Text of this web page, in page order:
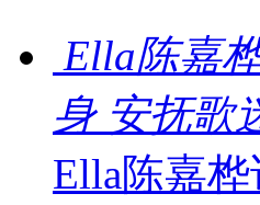
Ella陈嘉
身 安抚歌
Ella陈嘉